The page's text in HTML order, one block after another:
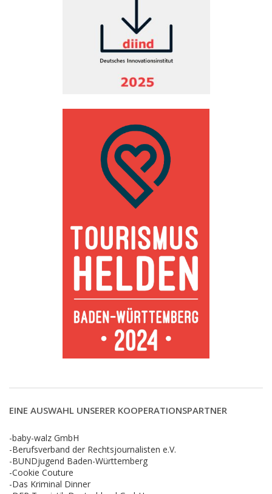
EINE AUSWAHL UNSERER KOOPERATIONSPARTNER
-baby-walz GmbH
-Berufsverband der Rechtsjournalisten e.V.
-BUNDjugend Baden-Württemberg
-Cookie Couture
-Das Kriminal Dinner